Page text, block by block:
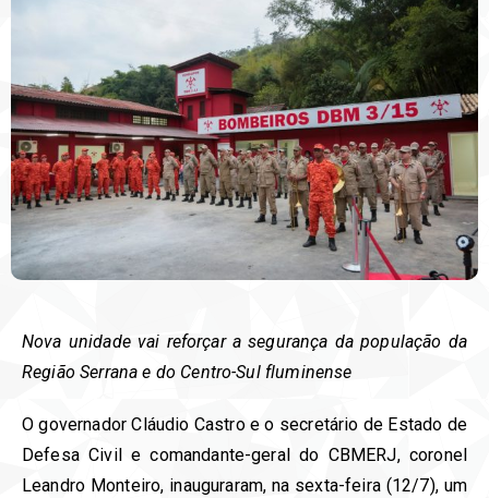
Nova unidade vai reforçar a segurança da população da
Região Serrana e do Centro-Sul fluminense
O governador Cláudio Castro e o secretário de Estado de
Defesa Civil e comandante-geral do CBMERJ, coronel
Leandro Monteiro, inauguraram, na sexta-feira (12/7), um